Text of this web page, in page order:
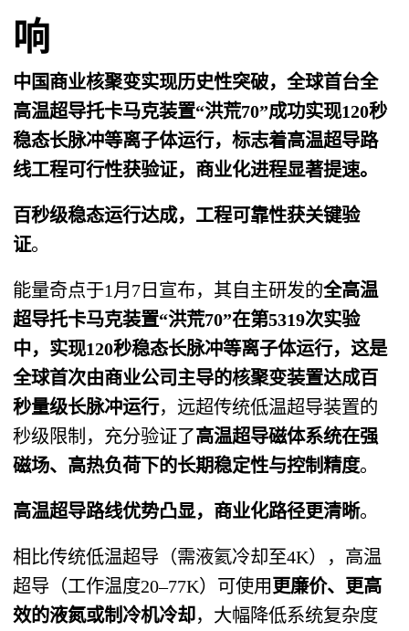
响
中国商业核聚变实现历史性突破，全球首台全
高温超导托卡马克装置“洪荒70”成功实现120秒
稳态长脉冲等离子体运行，标志着高温超导路
线工程可行性获验证，商业化进程显著提速。
百秒级稳态运行达成，工程可靠性获关键验
证。
能量奇点于1月7日宣布，其自主研发的全高温
超导托卡马克装置“洪荒70”在第5319次实验
中，实现120秒稳态长脉冲等离子体运行，这是
全球首次由商业公司主导的核聚变装置达成百
秒量级长脉冲运行，远超传统低温超导装置的
秒级限制，充分验证了高温超导磁体系统在强
磁场、高热负荷下的长期稳定性与控制精度。
高温超导路线优势凸显，商业化路径更清晰。
相比传统低温超导（需液氦冷却至4K），高温
超导（工作温度20–77K）可使用更廉价、更高
效的液氮或制冷机冷却，大幅降低系统复杂度